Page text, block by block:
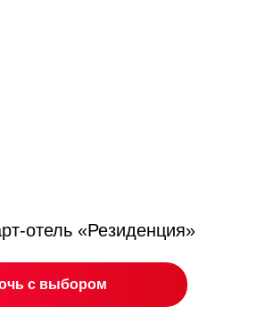
отель «Резиденция»
с выбором